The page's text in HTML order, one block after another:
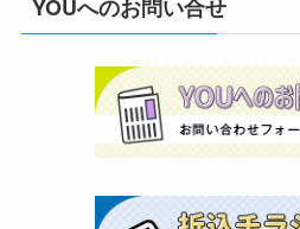
YOUへのお問い合せ